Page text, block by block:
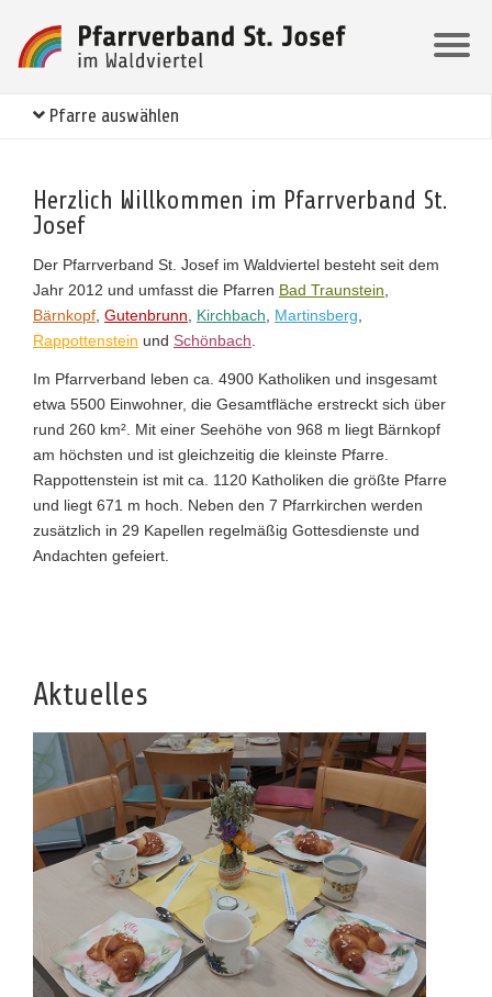
Pfarre auswählen
Herzlich Willkommen im Pfarrverband St.
Josef
Der Pfarrverband St. Josef im Waldviertel besteht seit dem
Jahr 2012 und umfasst die Pfarren Bad Traunstein
Bärnkopf Gutenbrunn Kirchbach Martinsberg
Rappottenstein und Schönbach
Im Pfarrverband leben ca. 4900 Katholiken und insgesamt
etwa 5500 Einwohner, die Gesamtfläche erstreckt sich über
rund 260 km². Mit einer Seehöhe von 968 m liegt Bärnkopf
am höchsten und ist gleichzeitig die kleinste Pfarre.
Rappottenstein ist mit ca. 1120 Katholiken die größte Pfarre
und liegt 671 m hoch. Neben den 7 Pfarrkirchen werden
zusätzlich in 29 Kapellen regelmäßig Gottesdienste und
Andachten gefeiert.
Aktuelles